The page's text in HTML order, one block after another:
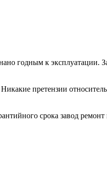
годным к эксплуатации.
Никакие претензии
срока завод ремонт